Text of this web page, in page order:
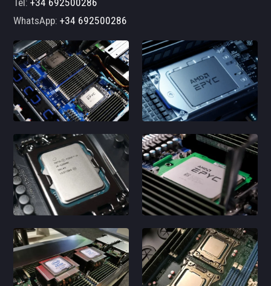
Tel:+34 692500286
WhatsApp:+34 692500286